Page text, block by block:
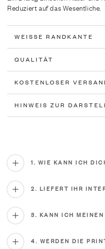
Reduziert auf das Wesentliche.
WEISSE RANDKANTE
QUALITÄT
KOSTENLOSER
HINWEIS ZUR
1. WIE KANN ICH
2. LIEFERT IHR
3. KANN ICH MEINEN
4. WERDEN DIE